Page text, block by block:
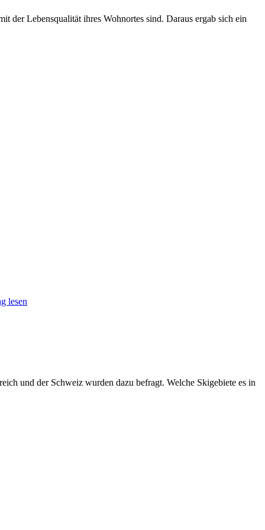
der Lebensqualität ihres Wohnortes sind. Daraus ergab sich ein
lesen
und der Schweiz wurden dazu befragt. Welche Skigebiete es in